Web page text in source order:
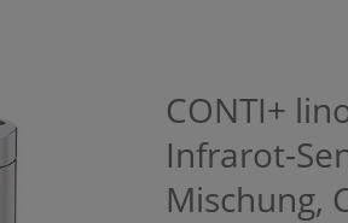
CONTI+
Infrarot-
Mischung,